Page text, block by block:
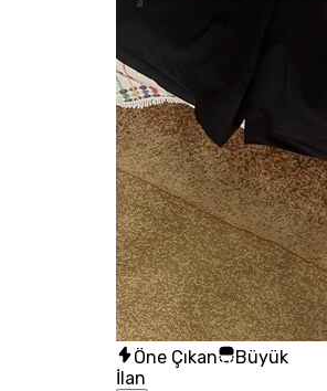
Öne Çıkan
Büyük
İlan